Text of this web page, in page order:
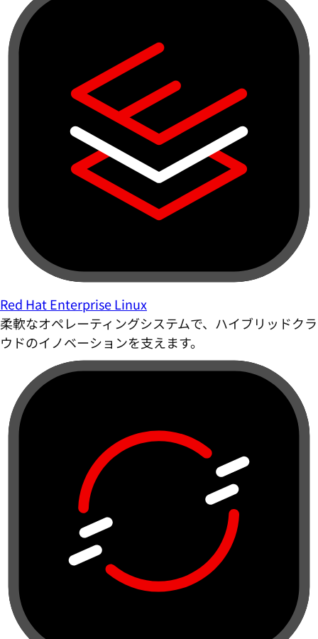
Red Hat Enterprise Linux
柔軟なオペレーティングシステムで、ハイブリッドクラ
ウドのイノベーションを支えます。